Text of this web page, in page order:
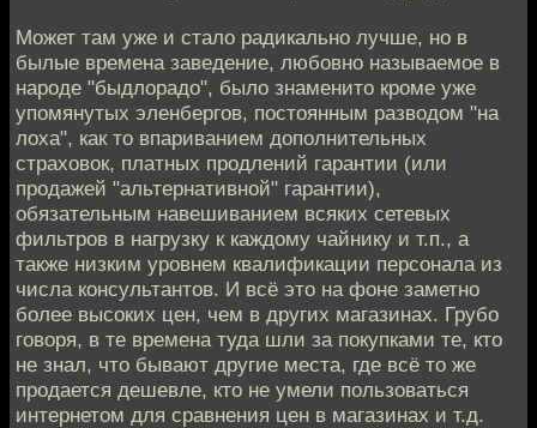
Может там уже и стало радикально лучше, но в
былые времена заведение, любовно называемое в
народе "быдлорадо", было знаменито кроме уже
упомянутых эленбергов, постоянным разводом "на
лоха", как то впариванием дополнительных
страховок, платных продлений гарантии (или
продажей "альтернативной" гарантии),
обязательным навешиванием всяких сетевых
фильтров в нагрузку к каждому чайнику и т.п., а
также низким уровнем квалификации персонала из
числа консультантов. И всё это на фоне заметно
более высоких цен, чем в других магазинах. Грубо
говоря, в те времена туда шли за покупками те, кто
не знал, что бывают другие места, где всё то же
продается дешевле, кто не умели пользоваться
интернетом для сравнения цен в магазинах и т.д.